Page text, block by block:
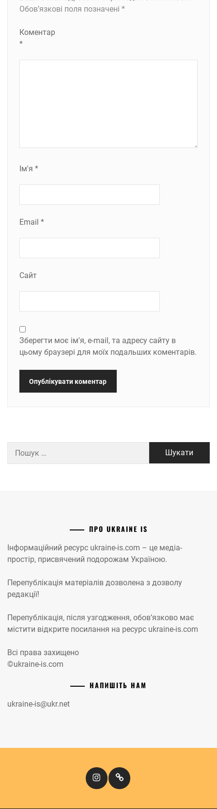
Обов’язкові поля позначені *
Коментар
*
Ім'я *
Email *
Сайт
Зберегти моє ім'я, e-mail, та адресу сайту в
цьому браузері для моїх подальших коментарів.
ПРО UKRAINE IS
Інформаційний ресурс ukraine-is.com – це медіа-
простір, присвячений подорожам Україною.
Перепублікація матеріалів дозволена з дозволу
редакції!
Перепублікація, після узгодження, обов’язково має
містити відкрите посилання на ресурс ukraine-is.com
Всі права захищено
©ukraine-is.com
НАПИШІТЬ НАМ
ukraine-is@ukr.net
InstagramКіномандри